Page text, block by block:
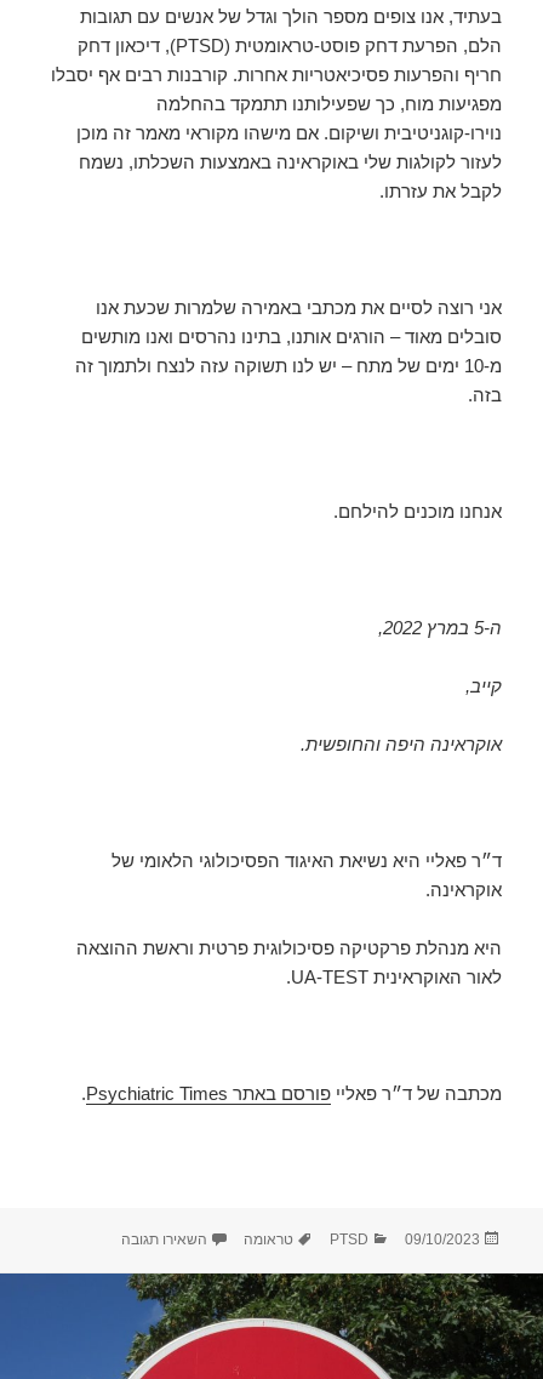
בעתיד, אנו צופים מספר הולך וגדל של אנשים עם תגובות
הלם, הפרעת דחק פוסט-טראומטית (PTSD), דיכאון דחק
חריף והפרעות פסיכיאטריות אחרות. קורבנות רבים אף יסבלו
מפגיעות מוח, כך שפעילותנו תתמקד בהחלמה
נוירו-קוגניטיבית ושיקום. אם מישהו מקוראי מאמר זה מוכן
לעזור לקולגות שלי באוקראינה באמצעות השכלתו, נשמח
לקבל את עזרתו.
אני רוצה לסיים את מכתבי באמירה שלמרות שכעת אנו
סובלים מאוד – הורגים אותנו, בתינו נהרסים ואנו מותשים
מ-10 ימים של מתח – יש לנו תשוקה עזה לנצח ולתמוך זה
בזה.
אנחנו מוכנים להילחם.
ה-5 במרץ 2022,
קייב,
אוקראינה היפה והחופשית.
ד״ר פאליי היא נשיאת האיגוד הפסיכולוגי הלאומי של
אוקראינה.
היא מנהלת פרקטיקה פסיכולוגית פרטית וראשת ההוצאה
לאור האוקראינית UA-TEST.
מכתבה של ד״ר פאלייפורסם באתר Psychiatric Times .
פורסם
09/10/2023 קטגוריות
PTSD תגיות
טראומה השאירו תגובה